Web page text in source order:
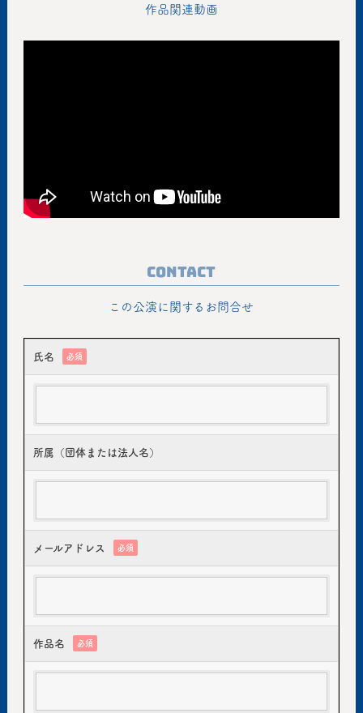
作品関連動画
Contact
この公演に関するお問合せ
氏名 必須
所属（団体または法人名）
メールアドレス 必須
作品名 必須